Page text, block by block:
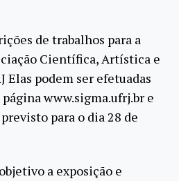
de trabalhos para a
Científica, Artística e
Elas podem ser efetuadas
página www.sigma.ufrj.br e
para o dia 28 de
a exposição e